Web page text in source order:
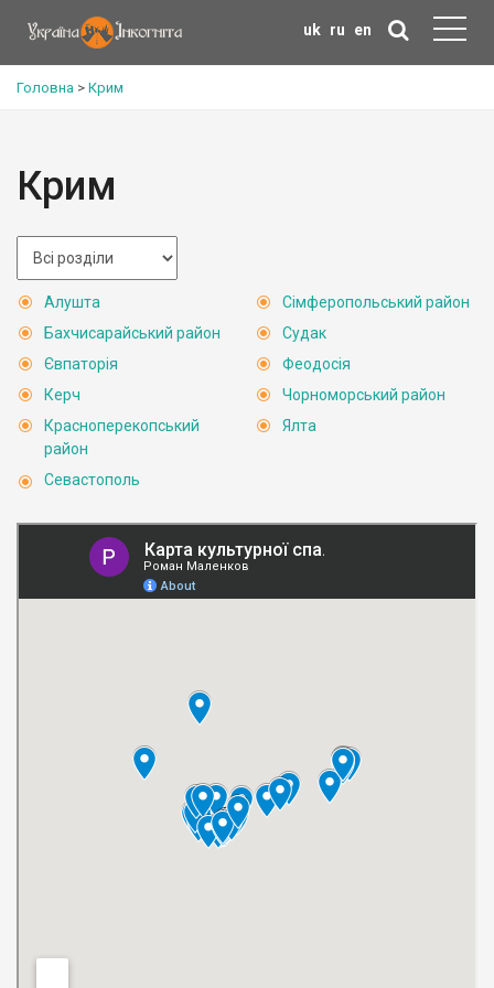
uk ru en
Головна > Крим
Крим
Алушта
Бахчисарайський район
Євпаторія
Керч
Красноперекопський
район
Севастополь
Сімферопольський район
Судак
Феодосія
Чорноморський район
Ялта